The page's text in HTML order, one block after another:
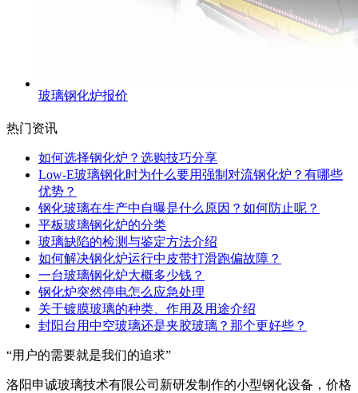
玻璃钢化炉报价
热门资讯
如何选择钢化炉？选购技巧分享
Low-E玻璃钢化时为什么要用强制对流钢化炉？有哪些
优势？
钢化玻璃在生产中自曝是什么原因？如何防止呢？
平板玻璃钢化炉的分类
玻璃缺陷的检测与鉴定方法介绍
如何解决钢化炉运行中皮带打滑跑偏故障？
一台玻璃钢化炉大概多少钱？
钢化炉突然停电怎么应急处理
关于镀膜玻璃的种类、作用及用途介绍
封阳台用中空玻璃还是夹胶玻璃？那个更好些？
“用户的需要就是我们的追求”
洛阳申诚玻璃技术有限公司新研发制作的小型钢化设备，价格